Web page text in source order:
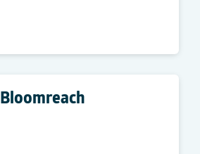
Bloomreach